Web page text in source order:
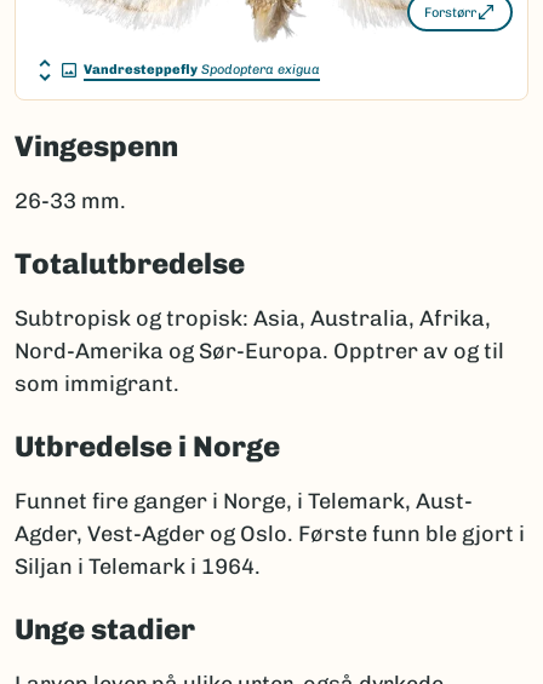
Forstørr
Vandresteppefly Spodoptera exigua
Vingespenn
26-33 mm.
Totalutbredelse
Subtropisk og tropisk: Asia, Australia, Afrika,
Nord-Amerika og Sør-Europa. Opptrer av og til
som immigrant.
Utbredelse i Norge
Funnet fire ganger i Norge, i Telemark, Aust-
Agder, Vest-Agder og Oslo. Første funn ble gjort i
Siljan i Telemark i 1964.
Unge stadier